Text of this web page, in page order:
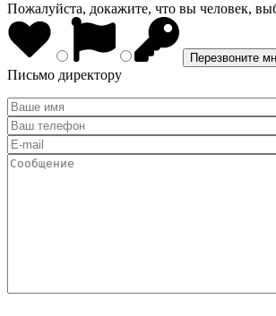
Пожалуйста, докажите, что вы человек,
Письмо директору